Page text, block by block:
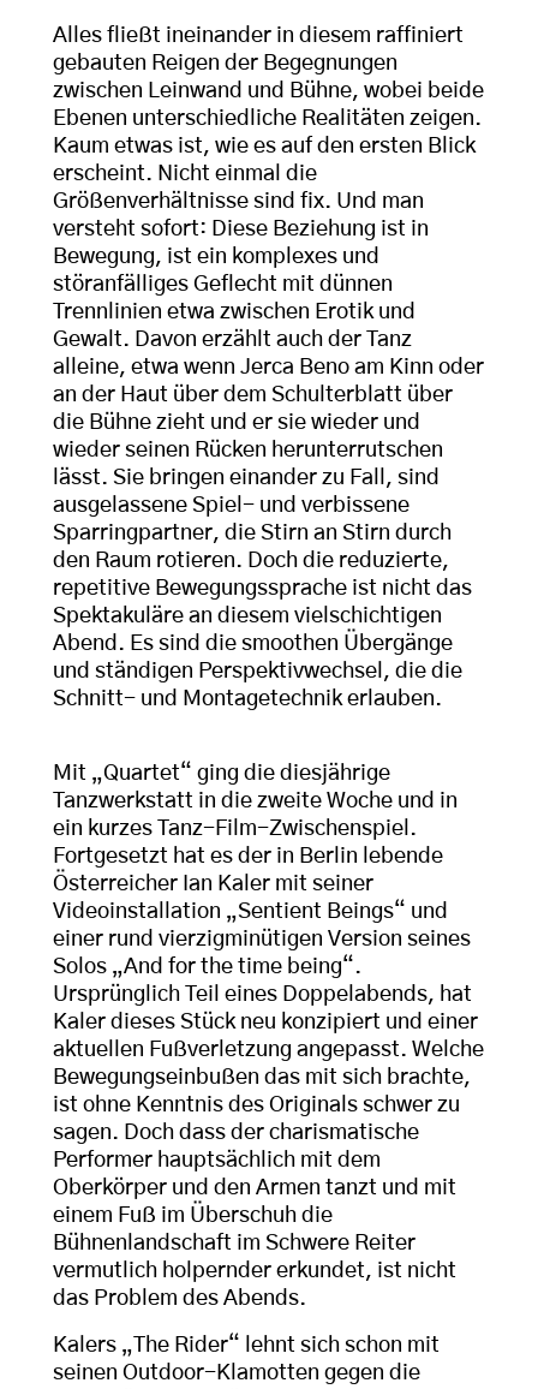
Alles fließt ineinander in diesem raffiniert
gebauten Reigen der Begegnungen
zwischen Leinwand und Bühne, wobei beide
Ebenen unterschiedliche Realitäten zeigen.
Kaum etwas ist, wie es auf den ersten Blick
erscheint. Nicht einmal die
Größenverhältnisse sind fix. Und man
versteht sofort: Diese Beziehung ist in
Bewegung, ist ein komplexes und
störanfälliges Geflecht mit dünnen
Trennlinien etwa zwischen Erotik und
Gewalt. Davon erzählt auch der Tanz
alleine, etwa wenn Jerca Beno am Kinn oder
an der Haut über dem Schulterblatt über
die Bühne zieht und er sie wieder und
wieder seinen Rücken herunterrutschen
lässt. Sie bringen einander zu Fall, sind
ausgelassene Spiel- und verbissene
Sparringpartner, die Stirn an Stirn durch
den Raum rotieren. Doch die reduzierte,
repetitive Bewegungssprache ist nicht das
Spektakuläre an diesem vielschichtigen
Abend. Es sind die smoothen Übergänge
und ständigen Perspektivwechsel, die die
Schnitt- und Montagetechnik erlauben.
Mit „Quartet“ ging die diesjährige
Tanzwerkstatt in die zweite Woche und in
ein kurzes Tanz-Film-Zwischenspiel.
Fortgesetzt hat es der in Berlin lebende
Österreicher Ian Kaler mit seiner
Videoinstallation „Sentient Beings“ und
einer rund vierzigminütigen Version seines
Solos „And for the time being“.
Ursprünglich Teil eines Doppelabends, hat
Kaler dieses Stück neu konzipiert und einer
aktuellen Fußverletzung angepasst. Welche
Bewegungseinbußen das mit sich brachte,
ist ohne Kenntnis des Originals schwer zu
sagen. Doch dass der charismatische
Performer hauptsächlich mit dem
Oberkörper und den Armen tanzt und mit
einem Fuß im Überschuh die
Bühnenlandschaft im Schwere Reiter
vermutlich holpernder erkundet, ist nicht
das Problem des Abends.
Kalers „The Rider“ lehnt sich schon mit
seinen Outdoor-Klamotten gegen die